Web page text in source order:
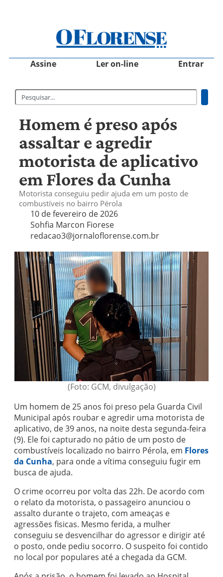
Assine Ler on-line Entrar
Homem é preso após
assaltar e agredir
motorista de aplicativo
em Flores da Cunha
Motorista conseguiu pedir ajuda em um posto de
combustíveis no bairro Pérola
10 de fevereiro de 2026
Sohfia Marcon Fiorese
redacao3@jornaloflorense.com.br
(Foto: GCM, divulgação)
Um homem de 25 anos foi preso pela Guarda Civil
Municipal após roubar e agredir uma motorista de
aplicativo, de 39 anos, na noite desta segunda-feira
(9). Ele foi capturado no pátio de um posto de
combustíveis localizado no bairro Pérola, em Flores
da Cunha, para onde a vítima conseguiu fugir em
busca de ajuda.
O crime ocorreu por volta das 22h. De acordo com
o relato da motorista, o passageiro anunciou o
assalto durante o trajeto, com ameaças e
agressões fisicas. Mesmo ferida, a mulher
conseguiu se desvencilhar do agressor e dirigir até
o posto, onde pediu socorro. O suspeito foi contido
no local por populares até a chegada da GCM.